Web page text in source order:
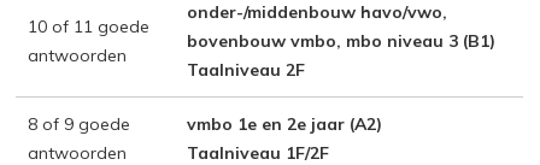
10 of 11 goede
antwoorden
onder-/middenbouw havo/vwo,
bovenbouw vmbo, mbo niveau 3 (B1)
Taalniveau 2F
8 of 9 goede
antwoorden
vmbo 1e en 2e jaar (A2)
Taalniveau 1F/2F